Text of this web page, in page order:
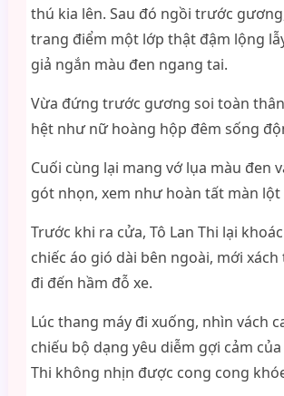
thú kia lên. Sau đó ngồi trước
trang điểm một lớp thật đậm lộng
giả ngắn màu đen ngang tai.
Vừa đứng trước gương soi toàn
hệt như nữ hoàng hộp đêm sống
Cuối cùng lại mang vớ lụa màu đen
gót nhọn, xem như hoàn tất màn lột
Trước khi ra cửa, Tô Lan Thi lại
chiếc áo gió dài bên ngoài, mới
đi đến hầm đỗ xe.
Lúc thang máy đi xuống, nhìn vách
chiếu bộ dạng yêu diễm gợi cảm của
Thi không nhịn được cong cong